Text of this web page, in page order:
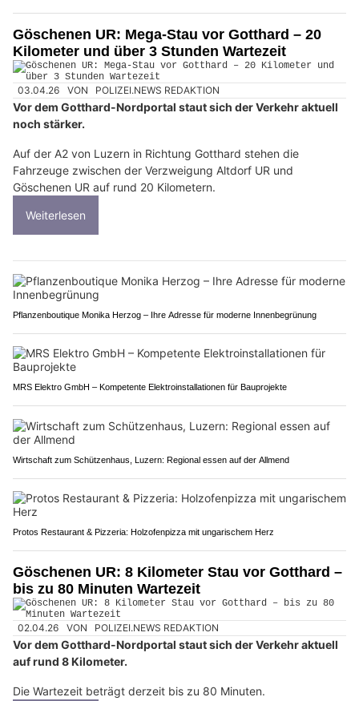
Göschenen UR: Mega-Stau vor Gotthard – 20
Kilometer und über 3 Stunden Wartezeit
03.04.26 VON POLIZEI.NEWS REDAKTION
Vor dem Gotthard-Nordportal staut sich der Verkehr aktuell
noch stärker.
Auf der A2 von Luzern in Richtung Gotthard stehen die
Fahrzeuge zwischen der Verzweigung Altdorf UR und
Göschenen UR auf rund 20 Kilometern.
Weiterlesen
Pflanzenboutique Monika Herzog – Ihre Adresse für moderne Innenbegrünung
MRS Elektro GmbH – Kompetente Elektroinstallationen für Bauprojekte
Wirtschaft zum Schützenhaus, Luzern: Regional essen auf der Allmend
Protos Restaurant & Pizzeria: Holzofenpizza mit ungarischem Herz
Göschenen UR: 8 Kilometer Stau vor Gotthard –
bis zu 80 Minuten Wartezeit
02.04.26 VON POLIZEI.NEWS REDAKTION
Vor dem Gotthard-Nordportal staut sich der Verkehr aktuell
auf rund 8 Kilometer.
Die Wartezeit beträgt derzeit bis zu 80 Minuten.